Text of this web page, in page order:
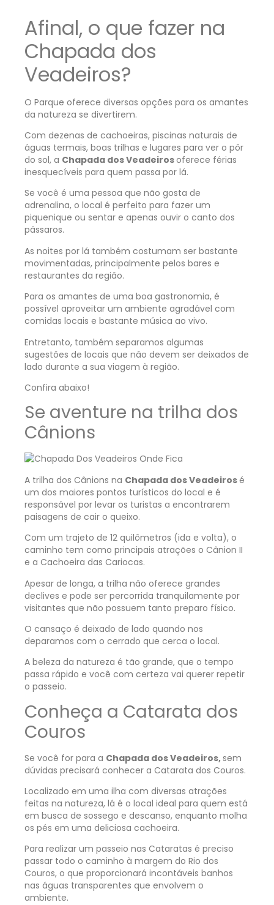
Afinal, o que fazer na
Chapada dos
Veadeiros?
O Parque oferece diversas opções para os amantes
da natureza se divertirem.
Com dezenas de cachoeiras, piscinas naturais de
águas termais, boas trilhas e lugares para ver o pôr
do sol, a Chapada dos Veadeirosoferece férias
inesquecíveis para quem passa por lá.
Se você é uma pessoa que não gosta de
adrenalina, o local é perfeito para fazer um
piquenique ou sentar e apenas ouvir o canto dos
pássaros.
As noites por lá também costumam ser bastante
movimentadas, principalmente pelos bares e
restaurantes da região.
Para os amantes de uma boa gastronomia, é
possível aproveitar um ambiente agradável com
comidas locais e bastante música ao vivo.
Entretanto, também separamos algumas
sugestões de locais que não devem ser deixados de
lado durante a sua viagem à região.
Confira abaixo!
Se aventure na trilha dos
Cânions
A trilha dos Cânions na Chapada dos Veadeirosé
um dos maiores pontos turísticos do local e é
responsável por levar os turistas a encontrarem
paisagens de cair o queixo.
Com um trajeto de 12 quilômetros (ida e volta), o
caminho tem como principais atrações o Cânion II
e a Cachoeira das Cariocas.
Apesar de longa, a trilha não oferece grandes
declives e pode ser percorrida tranquilamente por
visitantes que não possuem tanto preparo físico.
O cansaço é deixado de lado quando nos
deparamos com o cerrado que cerca o local.
A beleza da natureza é tão grande, que o tempo
passa rápido e você com certeza vai querer repetir
o passeio.
Conheça a Catarata dos
Couros
Se você for para a Chapada dos Veadeiros,sem
dúvidas precisará conhecer a Catarata dos Couros.
Localizado em uma ilha com diversas atrações
feitas na natureza, lá é o local ideal para quem está
em busca de sossego e descanso, enquanto molha
os pés em uma deliciosa cachoeira.
Para realizar um passeio nas Cataratas é preciso
passar todo o caminho à margem do Rio dos
Couros, o que proporcionará incontáveis banhos
nas águas transparentes que envolvem o
ambiente.